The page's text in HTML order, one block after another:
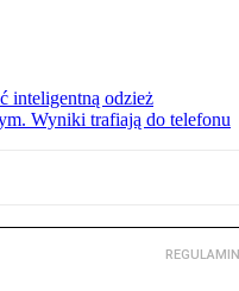
inteligentną odzież
Wyniki trafiają do telefonu
REGULAMIN